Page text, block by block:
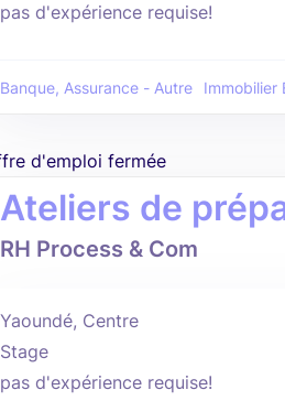
pas d'expérience requise!
Banque, Assurance - Autre Immobilier
d'emploi fermée
Ateliers de
RH Process & Com
Yaoundé, Centre
Stage
pas d'expérience requise!